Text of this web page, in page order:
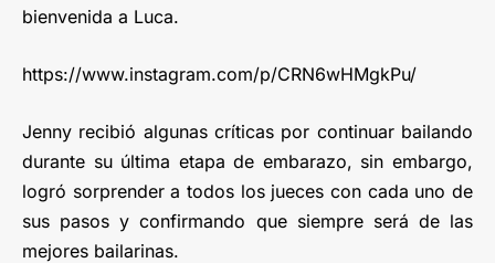
bienvenida a Luca.
https://www.instagram.com/p/CRN6wHMgkPu/
Jenny recibió algunas críticas por continuar bailando
durante su última etapa de embarazo, sin embargo,
logró sorprender a todos los jueces con cada uno de
sus pasos y confirmando que siempre será de las
mejores bailarinas.